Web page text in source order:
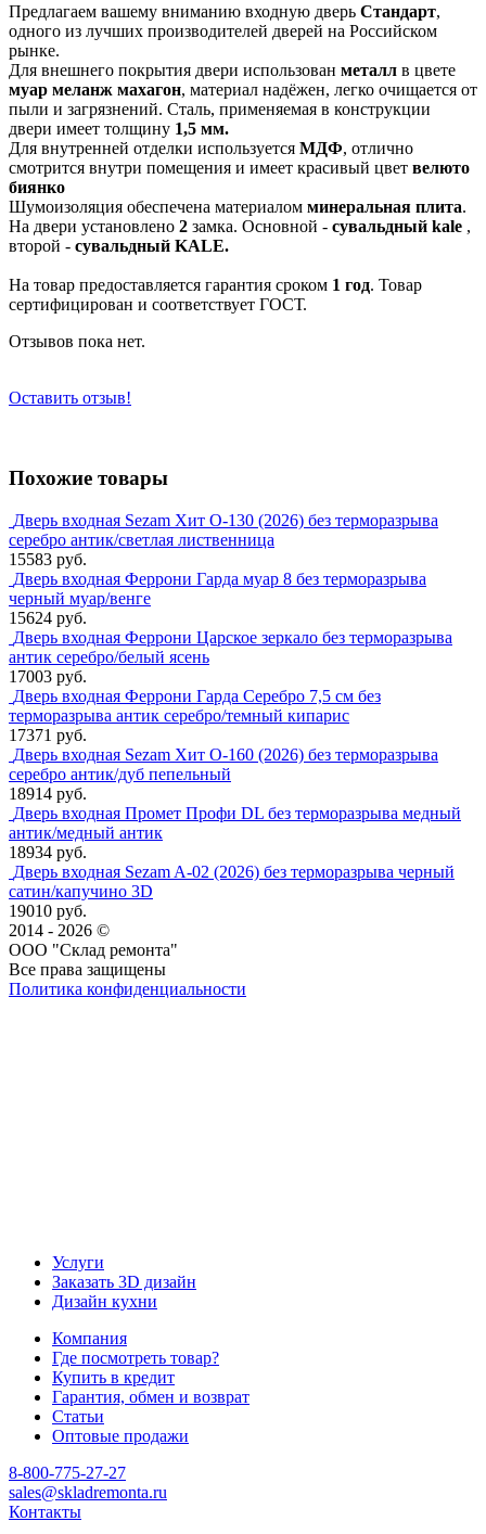
Предлагаем вашему вниманию входную дверь Стандарт,
одного из лучших производителей дверей на Российском
рынке.
Для внешнего покрытия двери использован металл в цвете
муар меланж махагон, материал надёжен, легко очищается от
пыли и загрязнений. Сталь, применяемая в конструкции
двери имеет толщину 1,5 мм.
Для внутренней отделки используется МДФ, отлично
смотрится внутри помещения и имеет красивый цвет велюто
биянко
Шумоизоляция обеспечена материалом минеральная плита.
На двери установлено 2 замка. Основной - сувальдный kale ,
второй - сувальдный KALE.
На товар предоставляется гарантия сроком 1 год. Товар
сертифицирован и соответствует ГОСТ.
Отзывов пока нет.
Оставить отзыв!
Похожие товары
Дверь входная Sezam Хит О-130 (2026) без терморазрыва
серебро антик/светлая лиственница
15583 руб.
Дверь входная Феррони Гарда муар 8 без терморазрыва
черный муар/венге
15624 руб.
Дверь входная Феррони Царское зеркало без терморазрыва
антик серебро/белый ясень
17003 руб.
Дверь входная Феррони Гарда Серебро 7,5 см без
терморазрыва антик серебро/темный кипарис
17371 руб.
Дверь входная Sezam Хит О-160 (2026) без терморазрыва
серебро антик/дуб пепельный
18914 руб.
Дверь входная Промет Профи DL без терморазрыва медный
антик/медный антик
18934 руб.
Дверь входная Sezam A-02 (2026) без терморазрыва черный
сатин/капучино 3D
19010 руб.
2014 - 2026 ©
ООО "Склад ремонта"
Все права защищены
Политика конфиденциальности
Услуги
Заказать 3D дизайн
Дизайн кухни
Компания
Где посмотреть товар?
Купить в кредит
Гарантия, обмен и возврат
Статьи
Оптовые продажи
8-800-775-27-27
sales@skladremonta.ru
Контакты